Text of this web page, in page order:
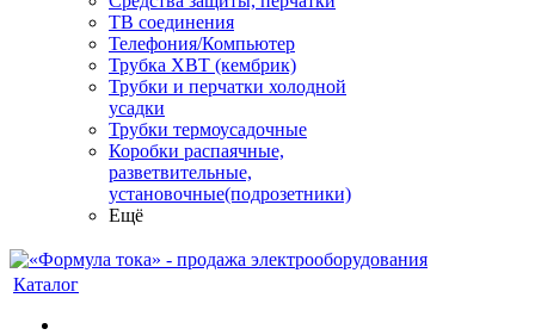
ТВ соединения
Телефония/Компьютер
Трубка ХВТ (кембрик)
Трубки и перчатки холодной
усадки
Трубки термоусадочные
Коробки распаячные,
разветвительные,
установочные(подрозетники)
Ещё
Каталог